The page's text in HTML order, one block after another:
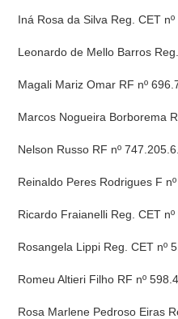
Iná Rosa da Silva Reg. CET
Leonardo de Mello Barros
Magali Mariz Omar RF nº
Marcos Nogueira Borborema
Nelson Russo RF nº
Reinaldo Peres Rodrigues F
Ricardo Fraianelli Reg. CET nº
Rosangela Lippi Reg. CET nº
Romeu Altieri Filho RF nº
Rosa Marlene Pedroso Eiras